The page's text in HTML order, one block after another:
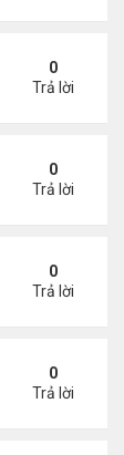
0
Trả lời
21
0
Trả lời
0
Trả lời
21 0
Trả lời